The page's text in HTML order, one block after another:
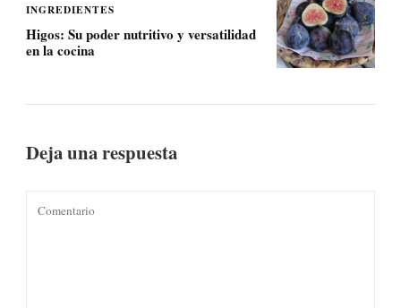
INGREDIENTES
Higos: Su poder nutritivo y versatilidad
en la cocina
Deja una respuesta